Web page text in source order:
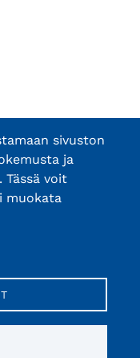
sivuston
ja
Tässä voit
muokata